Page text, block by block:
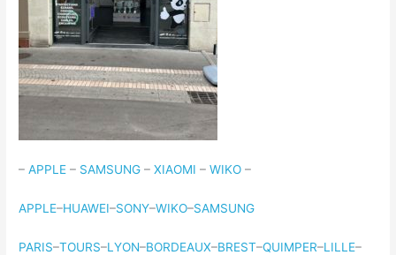
–APPLE – SAMSUNG –XIAOMI –WIKO –
APPLE–HUAWEI–SONY–WIKO–SAMSUNG
PARIS–TOURS–LYON–BORDEAUX–BREST–QUIMPER–LILLE–